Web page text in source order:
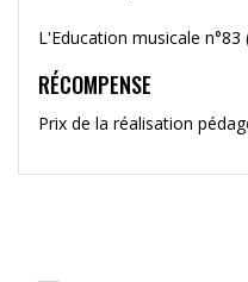
L'Education musicale n°83
RÉCOMPENSE
Prix de la réalisation